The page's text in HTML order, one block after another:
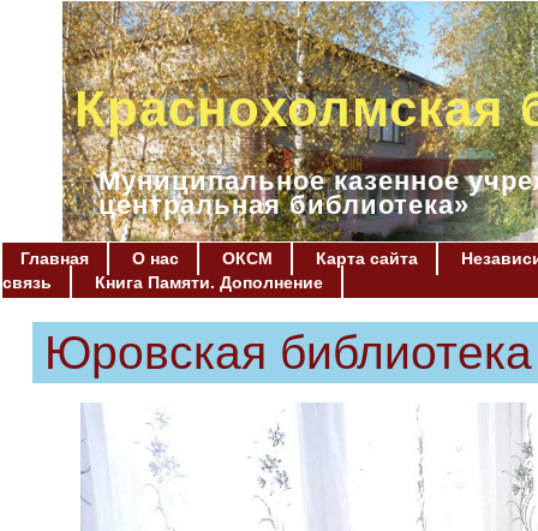
Краснохолмская
Муниципальное казенное
центральная библиотека»
Главная О нас ОКСМ Карта сайта
связь
Книга Памяти. Дополнение
Юровская библиотека